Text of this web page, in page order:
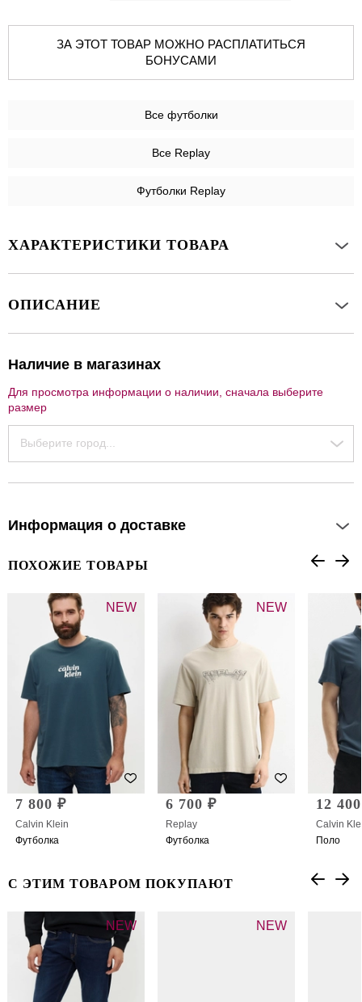
ЗА ЭТОТ ТОВАР МОЖНО РАСПЛАТИТЬСЯ
БОНУСАМИ
Все футболки
Все Replay
Футболки Replay
ХАРАКТЕРИСТИКИ ТОВАРА
ОПИСАНИЕ
Наличие в магазинах
Для просмотра информации о наличии, сначала выберите
размер
Выберите город...
Информация о доставке
ПОХОЖИЕ ТОВАРЫ
NEW
7 800 ₽
Calvin Klein
Футболка
NEW
6 700 ₽
Replay
Футболка
12
Calvin
Поло
С ЭТИМ ТОВАРОМ ПОКУПАЮТ
NEW NEW